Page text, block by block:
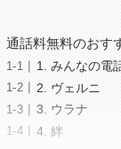
通話料無料のおす
1. みんなの電
2. ヴェルニ
3. ウラナ
4. 絆